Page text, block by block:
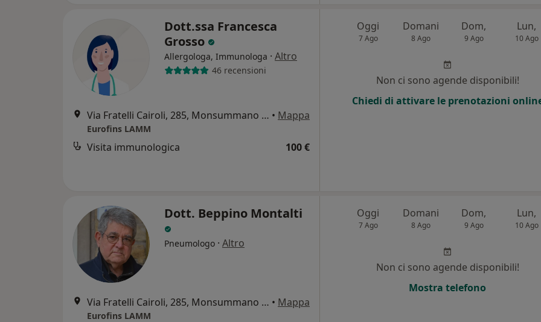
Dott.ssa Francesca
Grosso
Allergologa, Immunologa · Altro
46 recensioni
Via Fratelli Cairoli, 285, Monsummano Terme • Mappa
Eurofins LAMM
Visita immunologica 100 €
Oggi
7 Ago
Domani
8 Ago
Dom,
9 Ago
Lun,
10 Ago
Non ci sono agende disponibili!
Chiedi di attivare le prenotazioni
Dott. Beppino Montalti
Pneumologo · Altro
Via Fratelli Cairoli, 285, Monsummano Terme • Mappa
Eurofins LAMM
Oggi
7 Ago
Domani
8 Ago
Dom,
9 Ago
Lun,
10 Ago
Non ci sono agende disponibili!
Mostra telefono